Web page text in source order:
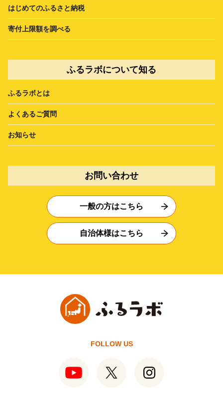
はじめてのふるさと納税
寄付上限額を調べる
ふるラボについて知る
ふるラボとは
よくあるご質問
お知らせ
お問い合わせ
一般の方はこちら
自治体様はこちら
FOLLOW US